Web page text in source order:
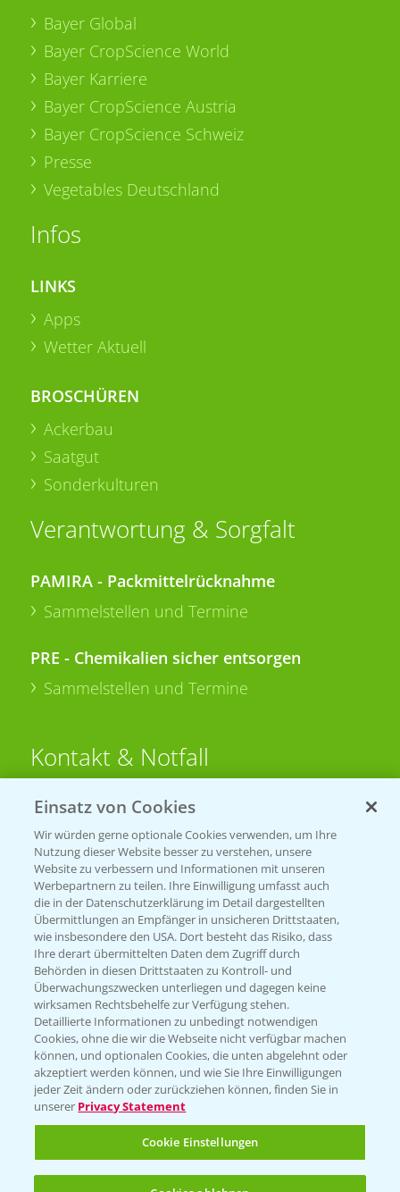
Bayer Global
Bayer CropScience World
Bayer Karriere
Bayer CropScience Austria
Bayer CropScience Schweiz
Presse
Vegetables Deutschland
Infos
LINKS
Apps
Wetter Aktuell
BROSCHÜREN
Ackerbau
Saatgut
Sonderkulturen
Verantwortung & Sorgfalt
PAMIRA - Packmittelrücknahme
Sammelstellen und Termine
PRE - Chemikalien sicher entsorgen
Sammelstellen und Termine
Kontakt & Notfall
Beratung auf WhatsApp
T.+49 (0)174 346 564 1
KONTAKT
Hilfe in Notfällen
T.+49 (0)214/30-20220
Folgen Sie uns
Einsatz von Cookies
Wir würden gerne optionale Cookies verwenden, um Ihre
Nutzung dieser Website besser zu verstehen, unsere
Website zu verbessern und Informationen mit unseren
Werbepartnern zu teilen. Ihre Einwilligung umfasst auch
die in der Datenschutzerklärung im Detail dargestellten
Übermittlungen an Empfänger in unsicheren Drittstaaten,
wie insbesondere den USA. Dort besteht das Risiko, dass
Ihre derart übermittelten Daten dem Zugriff durch
Behörden in diesen Drittstaaten zu Kontroll- und
Überwachungszwecken unterliegen und dagegen keine
wirksamen Rechtsbehelfe zur Verfügung stehen.
Detaillierte Informationen zu unbedingt notwendigen
Cookies, ohne die wir die Webseite nicht verfügbar machen
können, und optionalen Cookies, die unten abgelehnt oder
akzeptiert werden können, und wie Sie Ihre Einwilligungen
jeder Zeit ändern oder zurückziehen können, finden Sie in
unserer Privacy Statement
Cookie Einstellungen